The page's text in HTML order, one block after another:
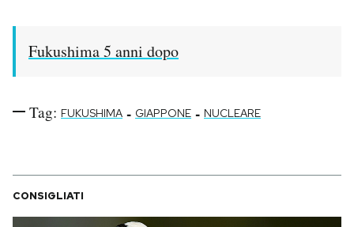
Fukushima 5 anni dopo
Tag: FUKUSHIMA - GIAPPONE - NUCLEARE
CONSIGLIATI